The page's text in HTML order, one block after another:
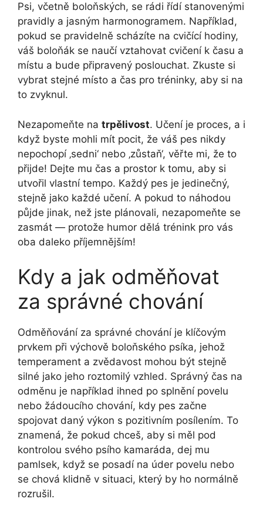
Psi, včetně boloňských, se rádi řídí stanovenými
pravidly a jasným harmonogramem. Například,
pokud se pravidelně scházíte na cvičící hodiny,
váš boloňák se naučí vztahovat cvičení k času a
místu a bude připravený poslouchat. Zkuste si
vybrat stejné místo a čas pro tréninky, aby si na
to zvyknul.
Nezapomeňte na trpělivost. Učení je proces, a i
když byste mohli mít pocit, že váš pes nikdy
nepochopí ‚sedni‘ nebo ‚zůstaň‘, věřte mi, že to
přijde! Dejte mu čas a prostor k tomu, aby si
utvořil vlastní tempo. Každý pes je jedinečný,
stejně jako každé učení. A pokud to náhodou
půjde jinak, než jste plánovali, nezapomeňte se
zasmát — protože humor dělá trénink pro vás
oba daleko příjemnějším!
Kdy a jak odměňovat
za správné chování
Odměňování za správné chování je klíčovým
prvkem při výchově boloňského psíka, jehož
temperament a zvědavost mohou být stejně
silné jako jeho roztomilý vzhled. Správný čas na
odměnu je například ihned po splnění povelu
nebo žádoucího chování, kdy pes začne
spojovat daný výkon s pozitivním posílením. To
znamená, že pokud chceš, aby si měl pod
kontrolou svého psího kamaráda, dej mu
pamlsek, když se posadí na úder povelu nebo
se chová klidně v situaci, který by ho normálně
rozrušil.